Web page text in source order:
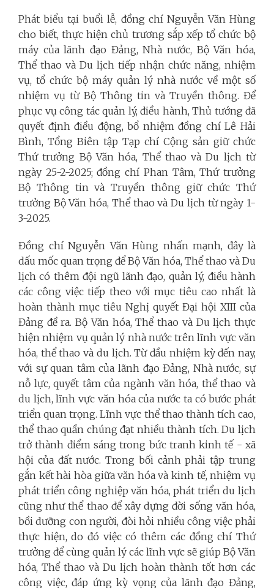
Phát biểu tại buổi lễ, đồng chí Nguyễn Văn Hùng
cho biết, thực hiện chủ trương sắp xếp tổ chức bộ
máy của lãnh đạo Đảng, Nhà nước, Bộ Văn hóa,
Thể thao và Du lịch tiếp nhận chức năng, nhiệm
vụ, tổ chức bộ máy quản lý nhà nước về một số
nhiệm vụ từ Bộ Thông tin và Truyền thông. Để
phục vụ công tác quản lý, điều hành, Thủ tướng đã
quyết định điều động, bổ nhiệm đồng chí Lê Hải
Bình, Tổng Biên tập Tạp chí Cộng sản giữ chức
Thứ trưởng Bộ Văn hóa, Thể thao và Du lịch từ
ngày 25-2-2025; đồng chí Phan Tâm, Thứ trưởng
Bộ Thông tin và Truyền thông giữ chức Thứ
trưởng Bộ Văn hóa, Thể thao và Du lịch từ ngày 1-
3-2025.
Đồng chí Nguyễn Văn Hùng nhấn mạnh, đây là
dấu mốc quan trọng để Bộ Văn hóa, Thể thao và Du
lịch có thêm đội ngũ lãnh đạo, quản lý, điều hành
các công việc tiếp theo với mục tiêu cao nhất là
hoàn thành mục tiêu Nghị quyết Đại hội XIII của
Đảng đề ra.Bộ Văn hóa, Thể thao và Du lịch thực
hiện nhiệm vụ quản lý nhà nước trên lĩnh vực văn
hóa, thể thao và du lịch. Từ đầu nhiệm kỳ đến nay,
với sự quan tâm của lãnh đạo Đảng, Nhà nước, sự
nỗ lực, quyết tâm của ngành văn hóa, thể thao và
du lịch, lĩnh vực văn hóa của nước ta có bước phát
triển quan trọng. Lĩnh vực thể thao thành tích cao,
thể thao quần chúng đạt nhiều thành tích. Du lịch
trở thành điểm sáng trong bức tranh kinh tế - xã
hội của đất nước. Trong bối cảnh phải tập trung
gắn kết hài hòa giữa văn hóa và kinh tế, nhiệm vụ
phát triển công nghiệp văn hóa, phát triển du lịch
cũng như thể thao để xây dựng đời sống văn hóa,
bồi dưỡng con người, đòi hỏi nhiều công việc phải
thực hiện, do đó việc có thêm các đồng chí Thứ
trưởng để cùng quản lý các lĩnh vực sẽ giúp Bộ Văn
hóa, Thể thao và Du lịch hoàn thành tốt hơn các
công việc, đáp ứng kỳ vọng của lãnh đạo Đảng,